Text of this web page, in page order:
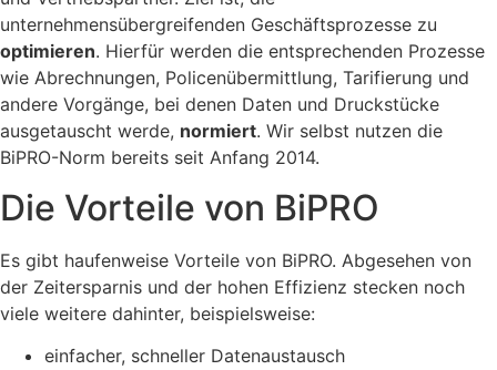
unternehmensübergreifenden Geschäftsprozesse zu
optimieren. Hierfür werden die entsprechenden Prozesse
wie Abrechnungen, Policenübermittlung, Tarifierung und
andere Vorgänge, bei denen Daten und Druckstücke
ausgetauscht werde, normiert. Wir selbst nutzen die
BiPRO-Norm bereits seit Anfang 2014.
Die Vorteile von BiPRO
Es gibt haufenweise Vorteile von BiPRO. Abgesehen von
der Zeitersparnis und der hohen Effizienz stecken noch
viele weitere dahinter, beispielsweise:
einfacher, schneller Datenaustausch